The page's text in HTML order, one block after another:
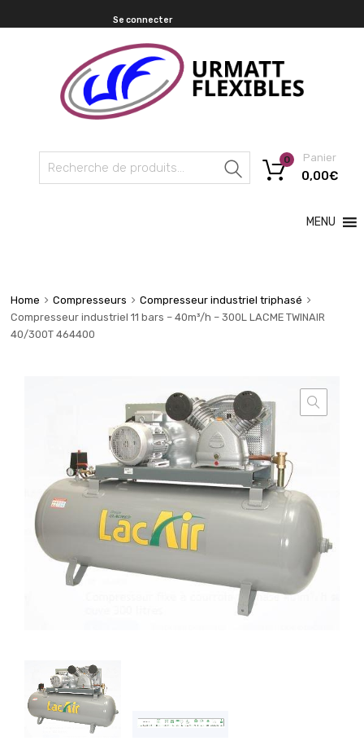
Se connecter
Recherche
Panier
0,00€
0
MENU
Home Compresseurs
Compresseur industriel triphasé
Compresseur industriel 11 bars – 40m³/h – 300L LACME TWINAIR
40/300T 464400